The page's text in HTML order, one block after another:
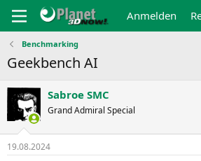
Anmelden
Benchmarking
Geekbench AI
Sabroe SMC
Grand Admiral Special
19.08.2024